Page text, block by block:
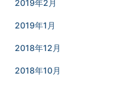
2019年2月
2019年1月
2018年12月
2018年10月